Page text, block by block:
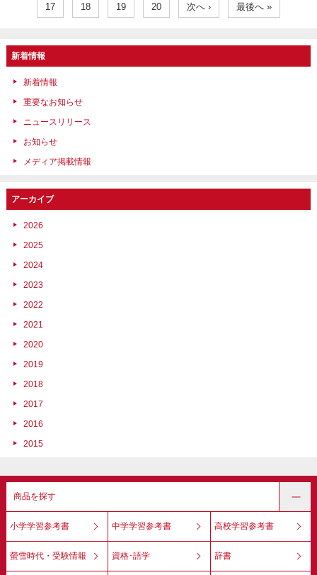
17 18 19 20 次へ › 最後へ »
新着情報
新着情報
重要なお知らせ
ニュースリリース
お知らせ
メディア掲載情報
アーカイブ
2026
2025
2024
2023
2022
2021
2020
2019
2018
2017
2016
2015
商品を探す
小学学習参考書 中学学習参考書 高校学習参考書
螢雪時代・受験情報 資格･語学 辞書